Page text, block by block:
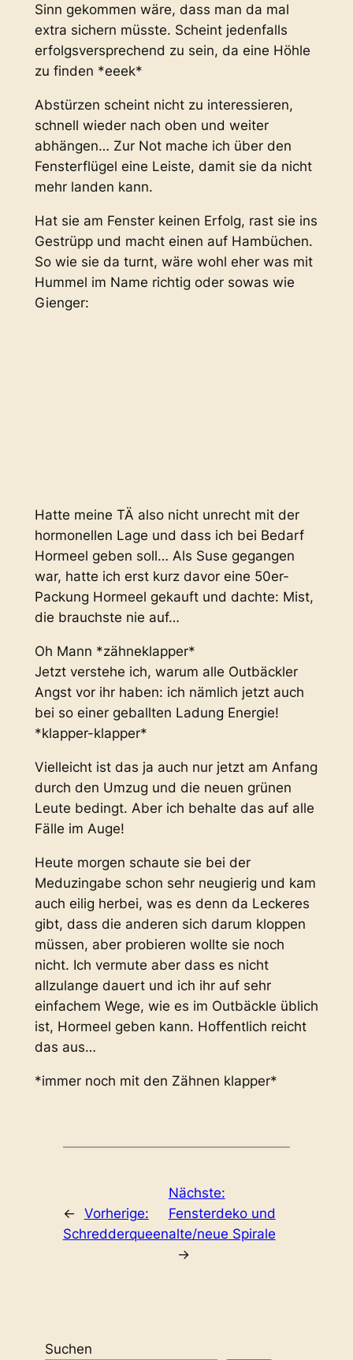
Sinn gekommen wäre, dass man da mal
extra sichern müsste. Scheint jedenfalls
erfolgsversprechend zu sein, da eine Höhle
zu finden *eeek*
Abstürzen scheint nicht zu interessieren,
schnell wieder nach oben und weiter
abhängen… Zur Not mache ich über den
Fensterflügel eine Leiste, damit sie da nicht
mehr landen kann.
Hat sie am Fenster keinen Erfolg, rast sie ins
Gestrüpp und macht einen auf Hambüchen.
So wie sie da turnt, wäre wohl eher was mit
Hummel im Name richtig oder sowas wie
Gienger:
Hatte meine TÄ also nicht unrecht mit der
hormonellen Lage und dass ich bei Bedarf
Hormeel geben soll… Als Suse gegangen
war, hatte ich erst kurz davor eine 50er-
Packung Hormeel gekauft und dachte: Mist,
die brauchste nie auf…
Oh Mann *zähneklapper*
Jetzt verstehe ich, warum alle Outbäckler
Angst vor ihr haben: ich nämlich jetzt auch
bei so einer geballten Ladung Energie!
*klapper-klapper*
Vielleicht ist das ja auch nur jetzt am Anfang
durch den Umzug und die neuen grünen
Leute bedingt. Aber ich behalte das auf alle
Fälle im Auge!
Heute morgen schaute sie bei der
Meduzingabe schon sehr neugierig und kam
auch eilig herbei, was es denn da Leckeres
gibt, dass die anderen sich darum kloppen
müssen, aber probieren wollte sie noch
nicht. Ich vermute aber dass es nicht
allzulange dauert und ich ihr auf sehr
einfachem Wege, wie es im Outbäckle üblich
ist, Hormeel geben kann. Hoffentlich reicht
das aus…
*immer noch mit den Zähnen klapper*
← Vorherige:
Schredderqueen
Nächste:
Fensterdeko und
alte/neue Spirale
→
Suchen